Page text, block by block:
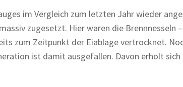
im Vergleich zum letzten Jahr wieder
zugesetzt. Hier waren die Brennnesseln
zum Zeitpunkt der Eiablage vertrocknet.
ist damit ausgefallen. Davon erholt